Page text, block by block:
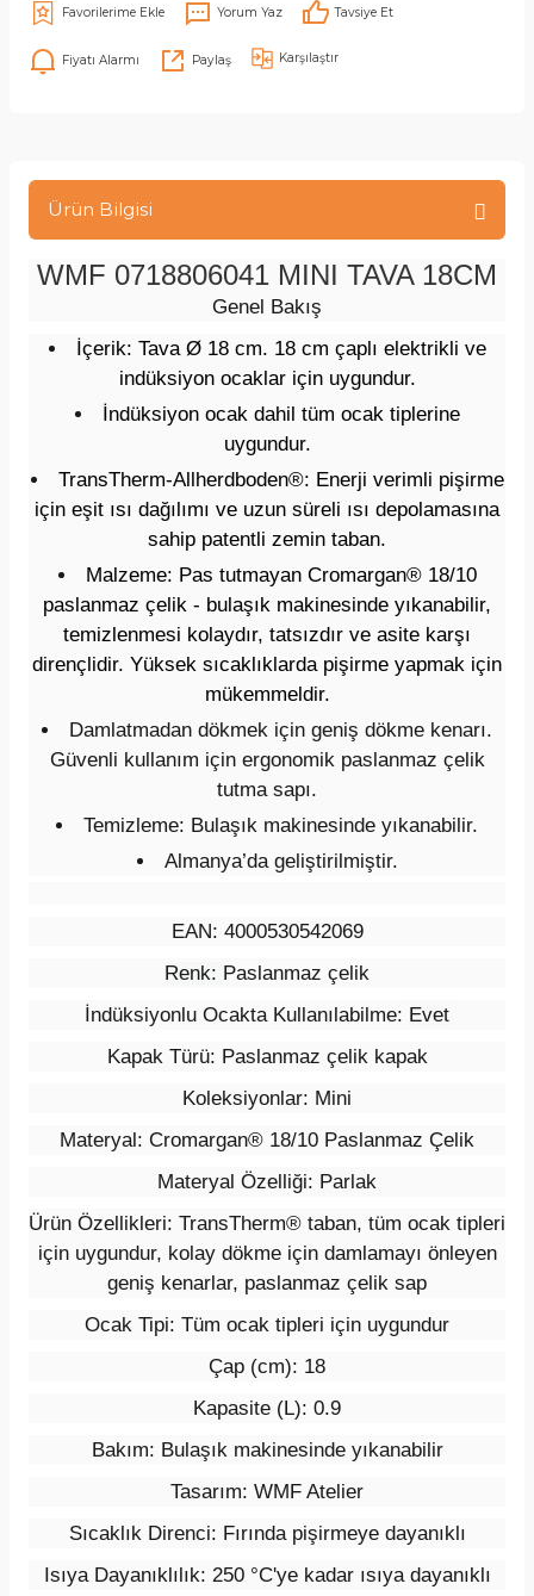
Yorum Yaz Tavsiye Et
Fiyatı Alarmı Paylaş Karşılaştır
Ürün Bilgisi
WMF 0718806041 MINI TAVA 18CM
Genel Bakış
İçerik: Tava Ø 18 cm. 18 cm çaplı elektrikli ve
indüksiyon ocaklar için uygundur.
İndüksiyon ocak dahil tüm ocak tiplerine
uygundur.
TransTherm-Allherdboden®: Enerji verimli pişirme
için eşit ısı dağılımı ve uzun süreli ısı depolamasına
sahip patentli zemin taban.
Malzeme: Pas tutmayan Cromargan® 18/10
paslanmaz çelik - bulaşık makinesinde yıkanabilir,
temizlenmesi kolaydır, tatsızdır ve asite karşı
dirençlidir. Yüksek sıcaklıklarda pişirme yapmak için
mükemmeldir.
Damlatmadan dökmek için geniş dökme kenarı.
Güvenli kullanım için ergonomik paslanmaz çelik
tutma sapı.
Temizleme: Bulaşık makinesinde yıkanabilir.
Almanya’da geliştirilmiştir.
EAN: 4000530542069
Renk: Paslanmaz çelik
İndüksiyonlu Ocakta Kullanılabilme: Evet
Kapak Türü: Paslanmaz çelik kapak
Koleksiyonlar: Mini
Materyal: Cromargan® 18/10 Paslanmaz Çelik
Materyal Özelliği: Parlak
Ürün Özellikleri: TransTherm® taban, tüm ocak tipleri
için uygundur, kolay dökme için damlamayı önleyen
geniş kenarlar, paslanmaz çelik sap
Ocak Tipi: Tüm ocak tipleri için uygundur
Çap (cm): 18
Kapasite (L): 0.9
Bakım: Bulaşık makinesinde yıkanabilir
Tasarım: WMF Atelier
Sıcaklık Direnci: Fırında pişirmeye dayanıklı
Isıya Dayanıklılık: 250 °C'ye kadar ısıya dayanıklı